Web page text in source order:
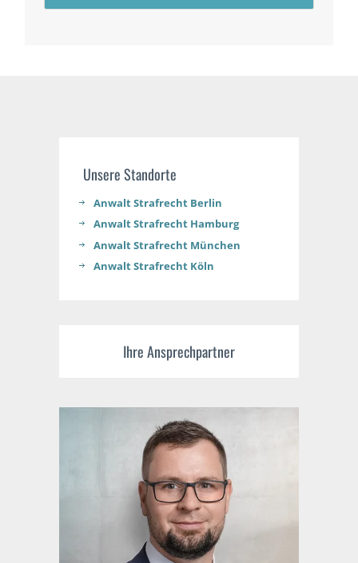
Unsere Standorte
Anwalt Strafrecht Berlin
Anwalt Strafrecht Hamburg
Anwalt Strafrecht München
Anwalt Strafrecht Köln
Ihre Ansprechpartner